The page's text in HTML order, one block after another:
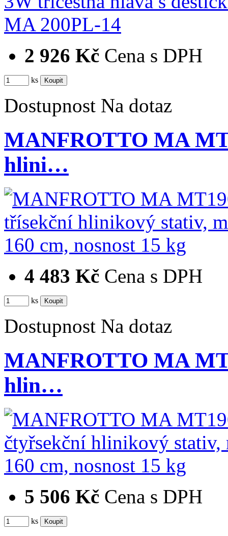
2 926 Kč Cena s DPH
ks
Dostupnost Na dotaz
MANFROTTO MA
hlini…
4 483 Kč Cena s DPH
ks
Dostupnost Na dotaz
MANFROTTO MA
hlin…
5 506 Kč Cena s DPH
ks